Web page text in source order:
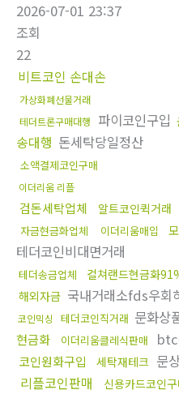
2026-07-01 23:37
조회
22
비트코인 손대손
가상화폐선물거래
테더트론구매대행
파이코인구입
송대행 돈세탁당일정산
소액결제코인구매
이더리움 리플
검돈세탁업체 알트코인퀵거래
자금현금화업체 이더리움매입
테더코인비대면거래
테더송금업체
컬쳐랜드현금화
해외자금 국내거래소fds우회
코인믹싱 테더코인직거래 문화상
현금화
이더리움클레식판매 btc
코인원화구입 세탁재테크 문
리플코인판매
신용카드코인